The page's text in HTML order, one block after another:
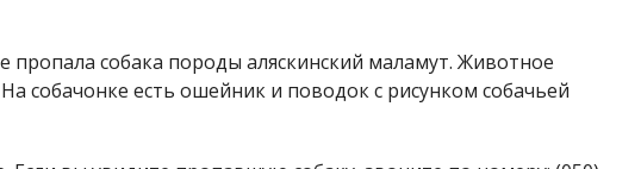
пропала собака породы аляскинский маламут. Животное
собачонке есть ошейник и поводок с рисунком собачьей